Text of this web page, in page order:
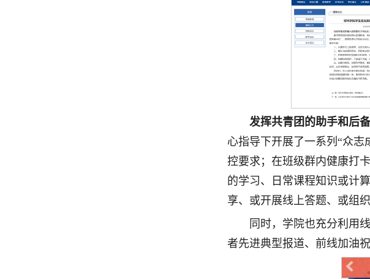
发挥共青团的助手和后
心指导下开展了一系列“众
控要求；在班级群内健康打
的学习、日常课程知识或计
享、或开展线上答题、或组
同时，学院也充分利用
者先进典型报道、前线加油